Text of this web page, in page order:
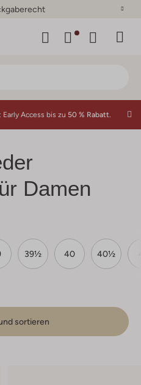
Access bis zu 50 % Rabatt.
Damen
39½ 40 40½
sortieren